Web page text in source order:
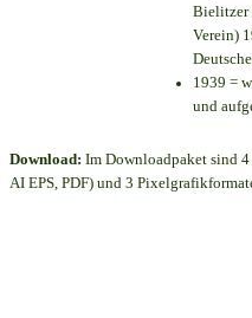
Bielitzer
Verein)
1939 =
und
Download: Im Downloadpaket sind
AI EPS, PDF) und 3